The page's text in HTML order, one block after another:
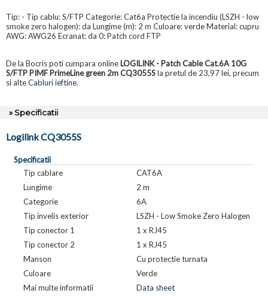
Tip: - Tip cablu: S/FTP Categorie: Cat6a Protectie la incendiu (LSZH - low
smoke zero halogen): da Lungime (m): 2 m Culoare: verde Material: cupru
AWG: AWG26 Ecranat: da 0: Patch cord FTP
De la Bocris poti cumpara online LOGILINK - Patch Cable Cat.6A 10G
S/FTP PIMF PrimeLine green 2m CQ3055Sla pretul de 23,97 lei, precum
si alteCabluri ieftine.
» Specificatii
Logilink CQ3055S
Specificatii
Tip cablare
CAT6A
Lungime
2 m
Categorie
6A
Tip invelis exterior
LSZH - Low Smoke Zero Halogen
Tip conector 1
1 x RJ45
Tip conector 2
1 x RJ45
Manson
Cu protectie turnata
Culoare
Verde
Mai multe informatii
Data sheet